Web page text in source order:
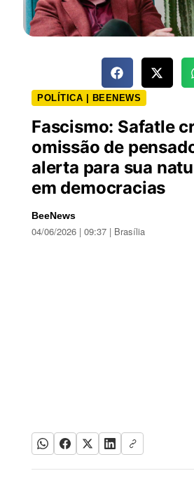
POLÍTICA | BEENEWS
Fascismo: Safatle
omissão de
alerta para sua
em democracias
BeeNews
04/06/2026 | 09:37 | Brasília